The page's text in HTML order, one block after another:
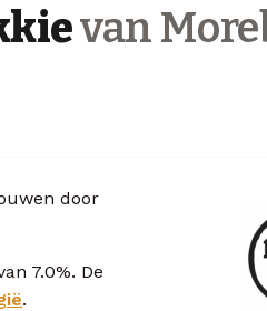
van
door
7.0%. De
.